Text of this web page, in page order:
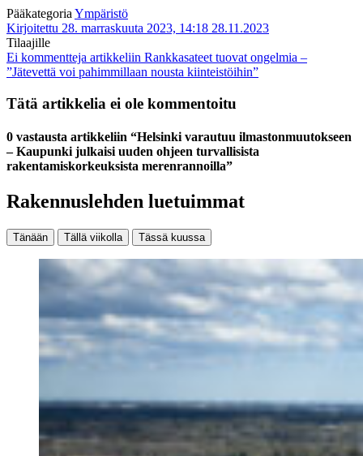
Pääkategoria Ympäristö
Kirjoitettu 28. marraskuuta 2023, 14:18 28.11.2023
Tilaajille
Ei kommentteja artikkeliin Rankkasateet tuovat ongelmia –
”Jätevettä voi pahimmillaan nousta kiinteistöihin”
Tätä artikkelia ei ole kommentoitu
0 vastausta artikkeliin “Helsinki varautuu ilmastonmuutokseen
– Kaupunki julkaisi uuden ohjeen turvallisista
rakentamiskorkeuksista merenrannoilla”
Rakennuslehden luetuimmat
Tänään Tällä viikolla Tässä kuussa